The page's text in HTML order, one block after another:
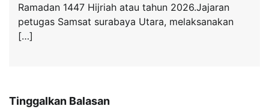
Ramadan 1447 Hijriah atau tahun 2026.Jajaran
petugas Samsat surabaya Utara, melaksanakan
[…]
Tinggalkan Balasan